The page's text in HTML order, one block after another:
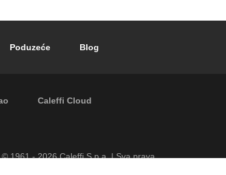
Poduzeće Blog
Caleffi Cloud
© 1961 - 2026Caleffi S.p.a. | Sva prava